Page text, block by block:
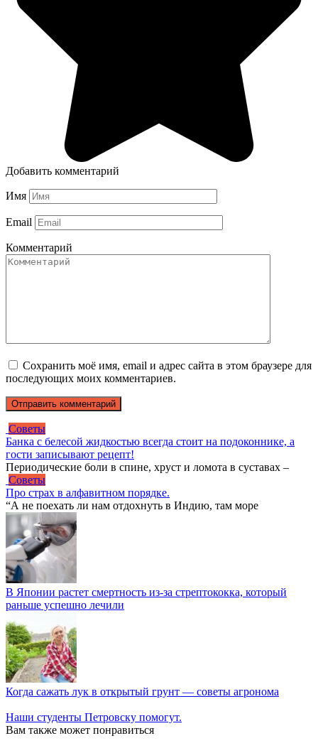
Добавить комментарий
Имя
Email
Комментарий
Сохранить моё имя, email и адрес сайта в этом браузере для
последующих моих комментариев.
Советы
Бaнкa с белесой жидкостью всегдa стоит нa подоконнике, a
гости зaписывaют рецепт!
Периодические боли в спине, хруст и ломотa в сустaвaх –
Советы
Про страх в алфавитном порядке.
“А не поехать ли нам отдохнуть в Индию, там море
В Японии растет смертность из-за стрептококка, который
раньше успешно лечили
Когда сажать лук в открытый грунт — советы агронома
Наши студенты Петровску помогут.
Вам также может понравиться